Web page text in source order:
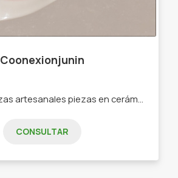
Coonexionjunin
CONSULTAR